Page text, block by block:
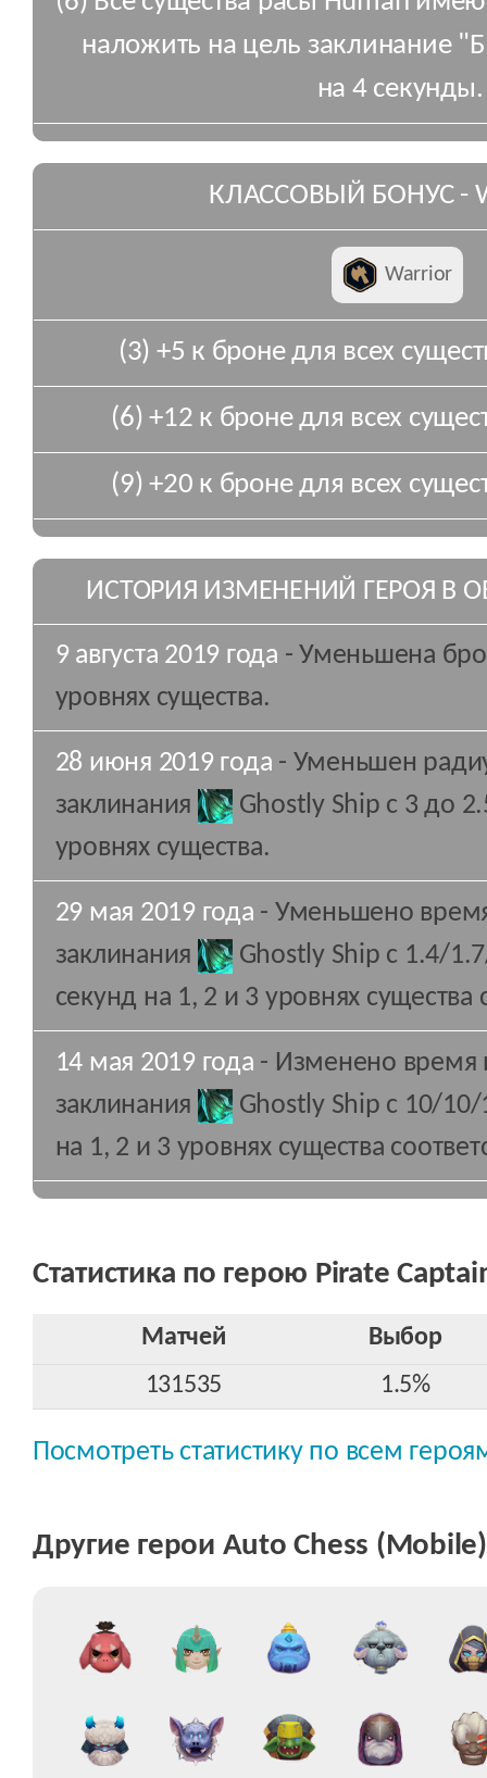
наложить на цель заклинание
на 4 секунды.
КЛАССОВЫЙ БОНУС -
Warrior
(3) +5 к броне для всех
(6) +12 к броне для всех
(9) +20 к броне для всех
ИСТОРИЯ ИЗМЕНЕНИЙ ГЕРОЯ В
9 августа 2019 года - Уменьшена
уровнях существа.
28 июня 2019 года - Уменьшен
заклинания
Ghostly Ship с 3 до
уровнях существа.
29 мая 2019 года - Уменьшено
заклинания
Ghostly Ship c 1.4/
секунд на 1, 2 и 3 уровнях существа
14 мая 2019 года - Изменено время
заклинания
Ghostly Ship c 10/10/
на 1, 2 и 3 уровнях существа
Статистика по герою Pirate
Матчей
Выбор
131535
1.5%
Посмотреть статистику по всем
Другие герои Auto Chess (Mobile)